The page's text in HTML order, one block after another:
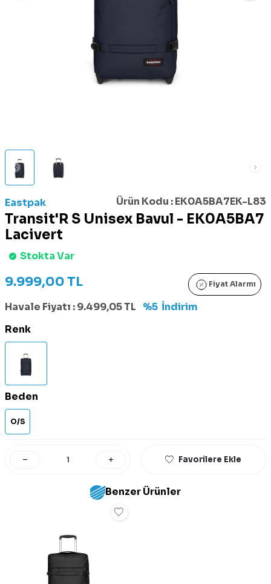
Eastpak Ürün Kodu :EK0A5BA7EK-L83
Transit'R S Unisex Bavul - EK0A5BA7
Lacivert
Stokta Var
9.999,00TL Fiyat Alarmı
Havale Fiyatı :9.499,05TL %5 İndirim
Renk
Beden
O/S
Favorilere Ekle
Benzer Ürünler